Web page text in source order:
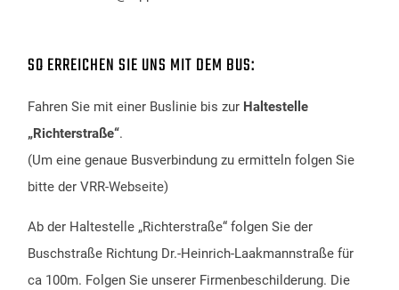
SO ERREICHEN SIE UNS MIT DEM BUS:
Fahren Sie mit einer Buslinie bis zur Haltestelle
„Richterstraße“.
(Um eine genaue Busverbindung zu ermitteln folgen Sie
bitte derVRR-Webseite)
Ab der Haltestelle „Richterstraße“ folgen Sie der
Buschstraße Richtung Dr.-Heinrich-Laakmannstraße für
ca 100m. Folgen Sie unserer Firmenbeschilderung. Die